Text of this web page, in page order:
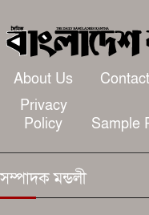
About Us
Privacy
Policy
Sample
সম্পাদক মন্ডলী